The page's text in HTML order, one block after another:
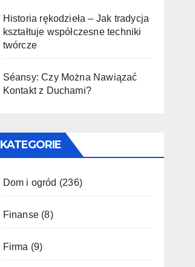
Historia rękodzieła – Jak tradycja
kształtuje współczesne techniki
twórcze
Séansy: Czy Można Nawiązać
Kontakt z Duchami?
KATEGORIE
Dom i ogród (236)
Finanse(8)
Firma (9)